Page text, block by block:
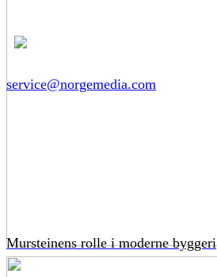
Mursteinens rolle i moderne byggeri
service@norgemedia.com